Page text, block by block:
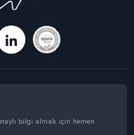
bilgi almak için hemen